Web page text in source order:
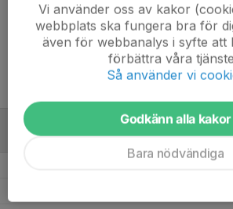
Position
-
Ålder
16 år
ALLA SERIER ALLA ÅR
Vi använder oss av kakor
webbplats ska fungera bra för
även för webbanalys i syfte att
förbättra våra
Så använder vi
Godkänn alla kakor
Bara nödvändiga